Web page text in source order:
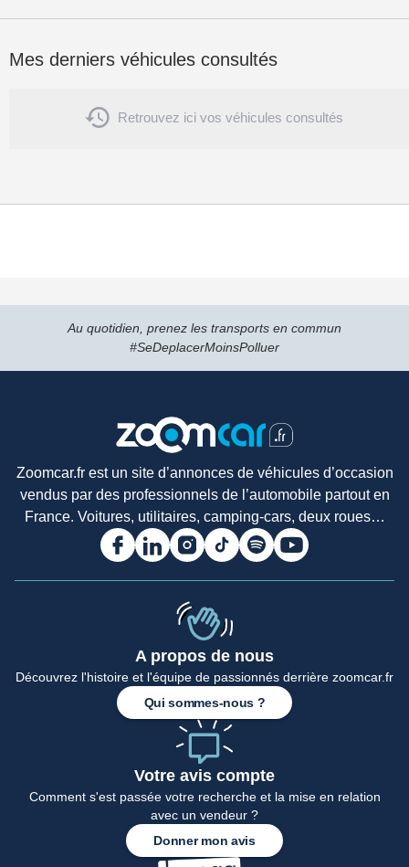
Mes derniers véhicules consultés
 Retrouvez ici vos véhicules consultés
Au quotidien, prenez les transports en commun
#SeDeplacerMoinsPolluer
Zoomcar.fr est un site d’annonces de véhicules d’occasion
vendus par des professionnels de l’automobile partout en
France. Voitures, utilitaires, camping-cars, deux roues…
A propos de nous
Découvrez l'histoire et l'équipe de passionnés derrière zoomcar.fr
Qui sommes-nous ?
Votre avis compte
Comment s'est passée votre recherche et la mise en relation
avec un vendeur ?
Donner mon avis